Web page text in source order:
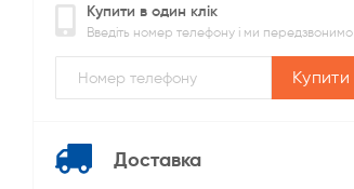
Купити в один клік
Введіть номер телефону і ми передзвонимо
Купити
Доставка